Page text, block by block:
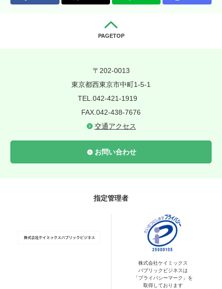
PAGETOP
〒202-0013
東京都西東京市中町1-5-1
TEL.042-421-1919
FAX.042-438-7676
交通アクセス
お問い合わせ
指定管理者
株式会社ケイミックス
パブリックビジネスは
「プライバシーマーク」を
取得しております